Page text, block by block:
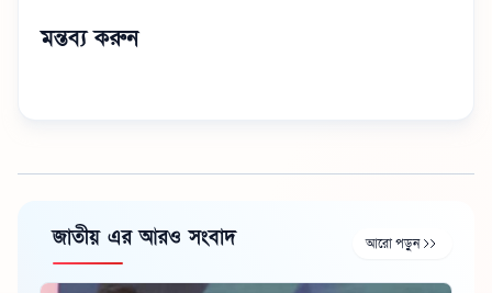
মন্তব্য করুন
জাতীয় এর আরও সংবাদ আরো পড়ুন